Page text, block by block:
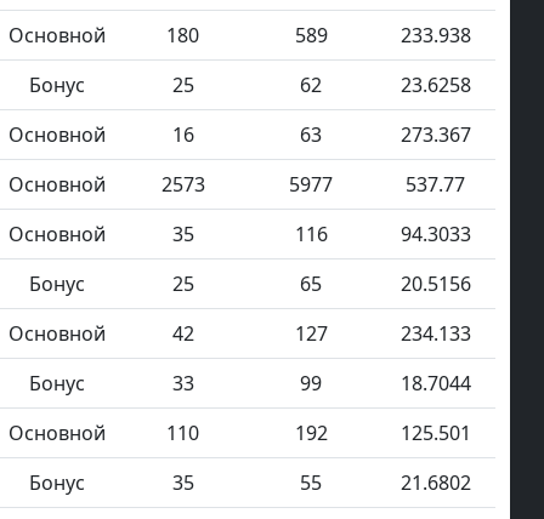
Основной
180 589
233.938
Бонус
25 62
23.6258
Основной
16 63
273.367
Основной
2573 5977
537.77
Основной
35 116
94.3033
Бонус
25 65
20.5156
Основной
42 127
234.133
Бонус
33 99
18.7044
Основной
110 192
125.501
Бонус
35 55
21.6802